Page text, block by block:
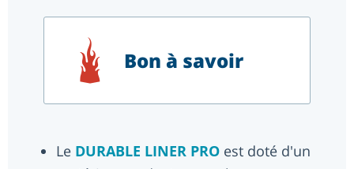
Bon à savoir
Le DURABLE LINER PRO est doté d'un